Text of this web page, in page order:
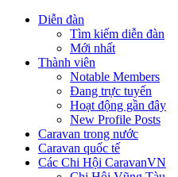
Diễn đàn
Tìm kiếm diễn đàn
Mới nhất
Thành viên
Notable Members
Đang trực tuyến
Hoạt động gần đây
New Profile Posts
Caravan trong nước
Caravan quốc tế
Các Chi Hội CaravanVN